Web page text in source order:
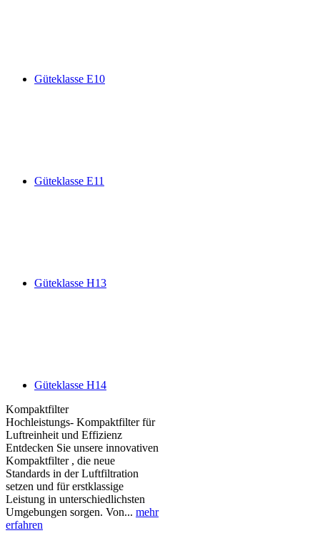
Güteklasse E10
Güteklasse E11
Güteklasse H13
Güteklasse H14
Kompaktfilter
Hochleistungs- Kompaktfilter für
Luftreinheit und Effizienz
Entdecken Sie unsere innovativen
Kompaktfilter , die neue
Standards in der Luftfiltration
setzen und für erstklassige
Leistung in unterschiedlichsten
Umgebungen sorgen. Von... mehr
erfahren